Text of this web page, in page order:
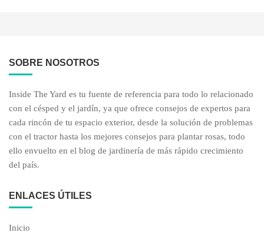
SOBRE NOSOTROS
Inside The Yard es tu fuente de referencia para todo lo relacionado
con el césped y el jardín, ya que ofrece consejos de expertos para
cada rincón de tu espacio exterior, desde la solución de problemas
con el tractor hasta los mejores consejos para plantar rosas, todo
ello envuelto en el blog de jardinería de más rápido crecimiento
del país.
ENLACES ÚTILES
Inicio